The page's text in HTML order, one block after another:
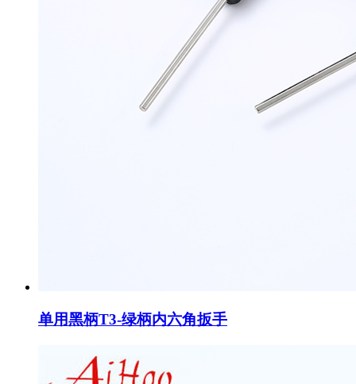
单用黑柄T3-绿柄内六角扳手